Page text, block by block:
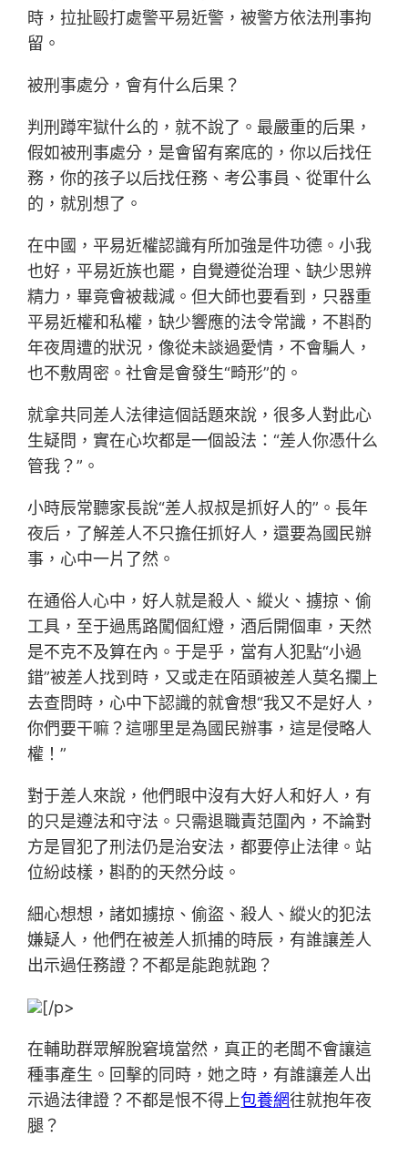
時，拉扯毆打處警平易近警，被警方依法刑事拘
留。
被刑事處分，會有什么后果？
判刑蹲牢獄什么的，就不說了。最嚴重的后果，
假如被刑事處分，是會留有案底的，你以后找任
務，你的孩子以后找任務、考公事員、從軍什么
的，就別想了。
在中國，平易近權認識有所加強是件功德。小我
也好，平易近族也罷，自覺遵從治理、缺少思辨
精力，畢竟會被裁減。但大師也要看到，只器重
平易近權和私權，缺少響應的法令常識，不斟酌
年夜周遭的狀況，像從未談過愛情，不會騙人，
也不敷周密。社會是會發生“畸形”的。
就拿共同差人法律這個話題來說，很多人對此心
生疑問，實在心坎都是一個設法：“差人你憑什么
管我？”。
小時辰常聽家長說“差人叔叔是抓好人的”。長年
夜后，了解差人不只擔任抓好人，還要為國民辦
事，心中一片了然。
在通俗人心中，好人就是殺人、縱火、擄掠、偷
工具，至于過馬路闖個紅燈，酒后開個車，天然
是不克不及算在內。于是乎，當有人犯點“小過
錯”被差人找到時，又或走在陌頭被差人莫名攔上
去查問時，心中下認識的就會想“我又不是好人，
你們要干嘛？這哪里是為國民辦事，這是侵略人
權！”
對于差人來說，他們眼中沒有大好人和好人，有
的只是遵法和守法。只需退職責范圍內，不論對
方是冒犯了刑法仍是治安法，都要停止法律。站
位紛歧樣，斟酌的天然分歧。
細心想想，諸如擄掠、偷盜、殺人、縱火的犯法
嫌疑人，他們在被差人抓捕的時辰，有誰讓差人
出示過任務證？不都是能跑就跑？
[/p>
在輔助群眾解脫窘境當然，真正的老闆不會讓這
種事產生。回擊的同時，她之時，有誰讓差人出
示過法律證？不都是恨不得上包養網往就抱年夜
腿？